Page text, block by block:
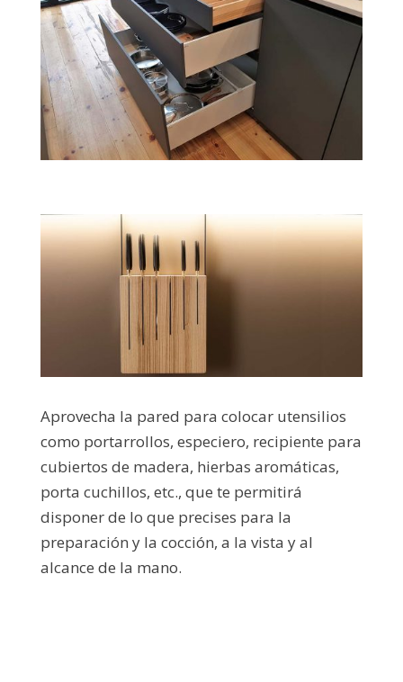
Aprovecha la pared para colocar utensilios
como portarrollos, especiero, recipiente para
cubiertos de madera, hierbas aromáticas,
porta cuchillos, etc., que te permitirá
disponer de lo que precises para la
preparación y la cocción, a la vista y al
alcance de la mano.